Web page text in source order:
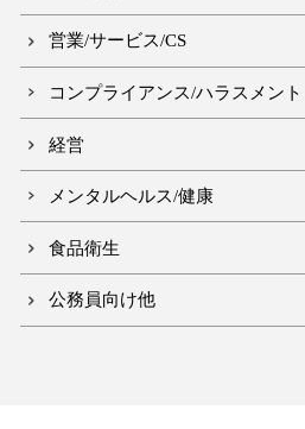
営業/サービス/CS
コンプライアンス/ハラスメント
経営
メンタルヘルス/健康
食品衛生
公務員向け他